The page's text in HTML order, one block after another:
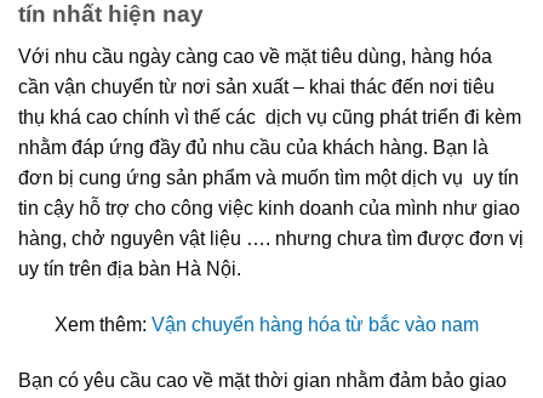
tín nhất hiện nay
Với nhu cầu ngày càng cao về mặt tiêu dùng, hàng hóa
cần vận chuyển từ nơi sản xuất – khai thác đến nơi tiêu
thụ khá cao chính vì thế các dịch vụ cũng phát triển đi kèm
nhằm đáp ứng đầy đủ nhu cầu của khách hàng. Bạn là
đơn bị cung ứng sản phẩm và muốn tìm một dịch vụ uy tín
tin cậy hỗ trợ cho công việc kinh doanh của mình như giao
hàng, chở nguyên vật liệu …. nhưng chưa tìm được đơn vị
uy tín trên địa bàn Hà Nội.
Xem thêm: Vận chuyển hàng hóa từ bắc vào nam
Bạn có yêu cầu cao về mặt thời gian nhằm đảm bảo giao